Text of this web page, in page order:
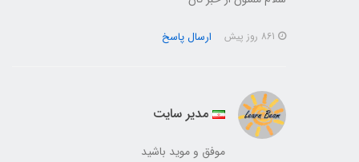
ارسال پاسخ
مدیر سایت
موفق و موید باشید